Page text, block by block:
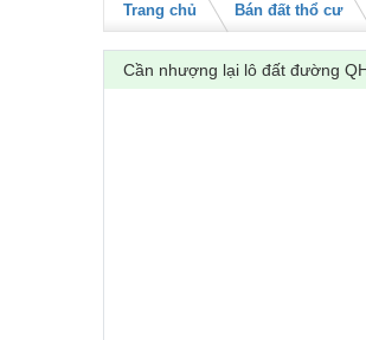
Trang chủ Bán đất thổ cư
Cần nhượng lại lô đất đường